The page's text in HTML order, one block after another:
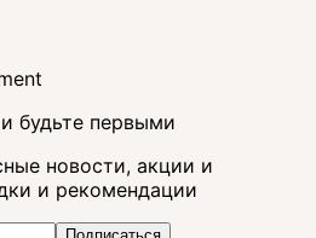
будьте первыми
новости, акции и
и рекомендации